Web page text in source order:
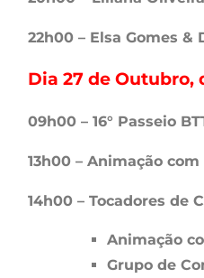
22h00 – Elsa Gomes &
Dia 27 de Outubro,
09h00 – 16° Passeio
13h00 – Animação
14h00 – Tocadores de
Animação
Grupo de